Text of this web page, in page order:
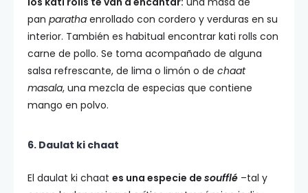
pan paratha enrollado con cordero y verduras en su
interior. También es habitual encontrar kati rolls con
carne de pollo. Se toma acompañado de alguna
salsa refrescante, de lima o limón o de chaat
masala, una mezcla de especias que contiene
mango en polvo.
6. Daulat ki chaat
El daulat ki chaat es una especie de soufflé –tal y